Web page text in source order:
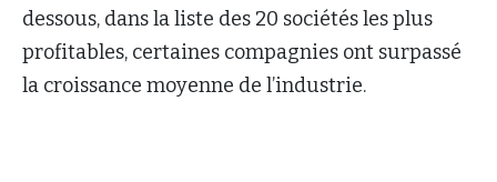
dessous, dans la liste des 20 sociétés les plus
profitables, certaines compagnies ont surpassé
la croissance moyenne de l’industrie.